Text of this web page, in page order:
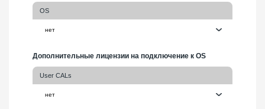
OS
Дополнительные лицензии на подключение к OS
User CALs